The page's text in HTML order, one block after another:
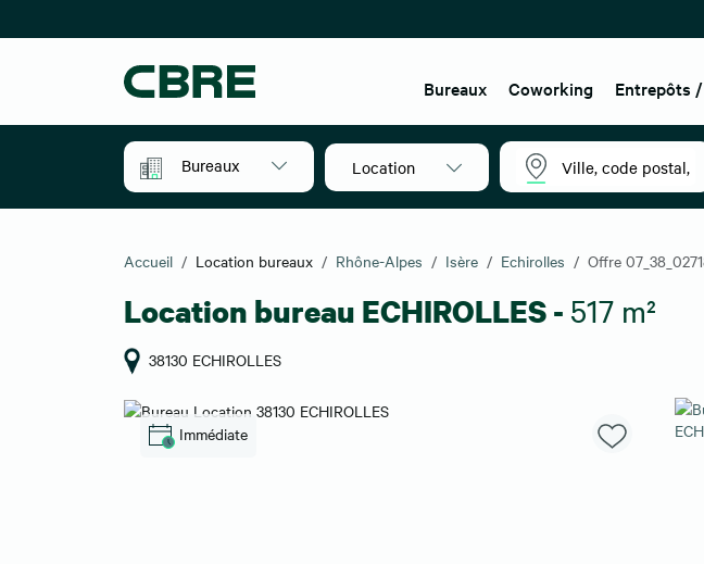
Bureaux Coworking Entrepôts
Bureaux Location
Accueil Location bureaux Rhône-Alpes Isère Echirolles Offre
Location bureau ECHIROLLES - 517 m²
38130 ECHIROLLES
Immédiate